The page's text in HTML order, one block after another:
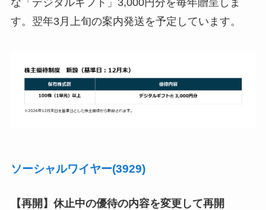
な「デジタルギフト」3,000円分を毎年贈呈しま
す。翌年3月上旬の案内発送を予定しています。
ソーシャルワイヤー(3929)
【再開】休止中の優待の内容を変更して再開